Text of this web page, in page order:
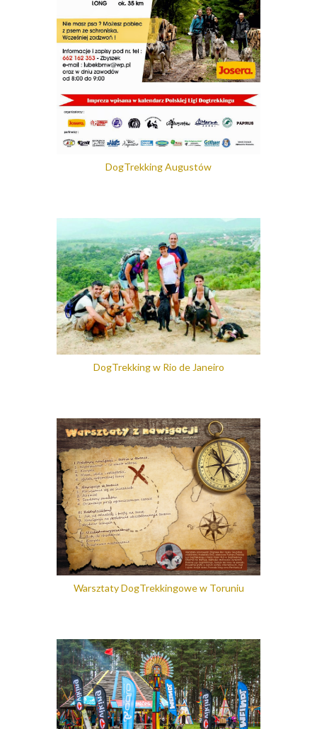
DogTrekking Augustów
DogTrekking w Rio de Janeiro
Warsztaty DogTrekkingowe w Toruniu